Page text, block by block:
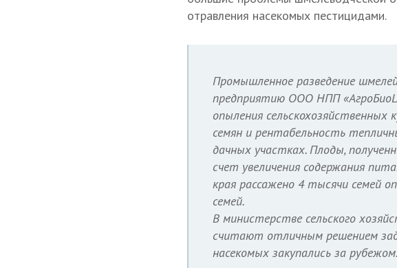
отравления насекомых пестицидами.
Промышленное разведение
предприятию ООО НПП
опыления
семян и рентабельность
дачных участках. Плоды,
счет увеличения содержания
края рассажено 4 тысячи семей
семей.
В министерстве сельского
считают отличным решением
насекомых закупались за рубежом.